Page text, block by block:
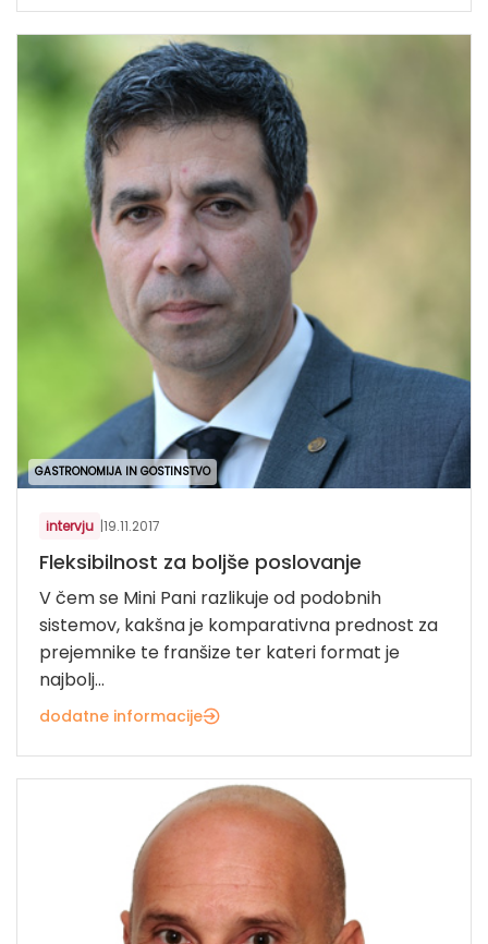
GASTRONOMIJA IN GOSTINSTVO
intervju |19.11.2017
Fleksibilnost za boljše poslovanje
V čem se Mini Pani razlikuje od podobnih
sistemov, kakšna je komparativna prednost za
prejemnike te franšize ter kateri format je
najbolj...
dodatne informacije